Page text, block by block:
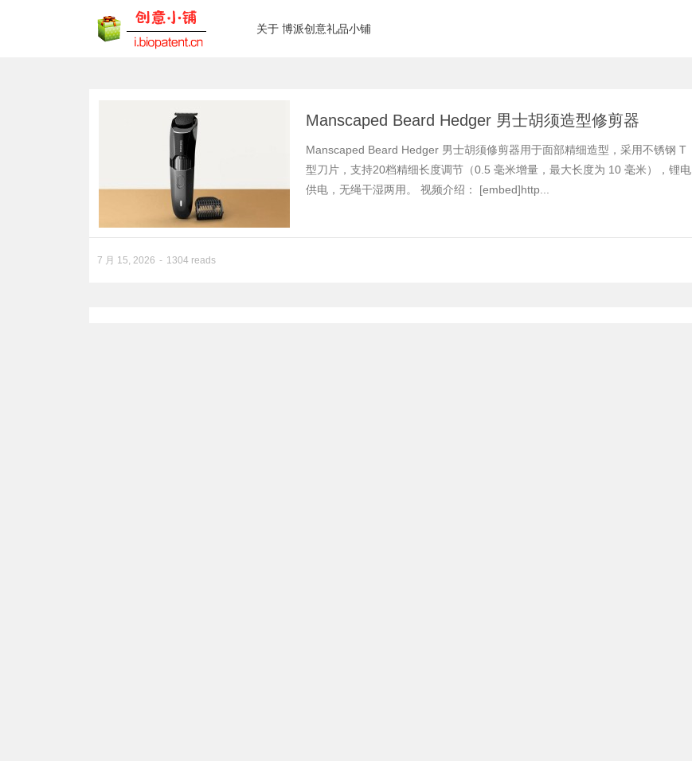
关于 博派创意礼品小铺
Manscaped Beard Hedger 男士胡须造型修剪器
Manscaped Beard Hedger 男士胡须修剪器用于面部精细造型，采用不锈钢 T
型刀片，支持20档精细长度调节（0.5 毫米增量，最大长度为 10 毫米），锂电
供电，无绳干湿两用。 视频介绍： [embed]http...
7 月 15, 2026 1304 reads